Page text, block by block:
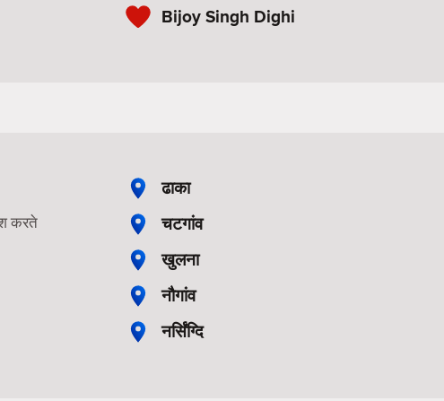
Bijoy Singh Dighi
करते
ढाका
चटगांव
खुलना
नौगांव
नर्सिंग्दि